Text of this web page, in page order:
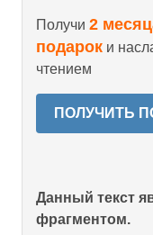
Получи 2
подарок и
чтением
ПОЛУЧИТЬ
Данный текст
фрагментом.